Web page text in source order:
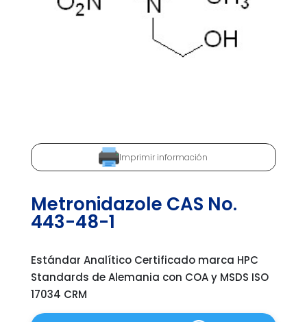
Imprimir información
Metronidazole CAS No.
443-48-1
Estándar Analítico Certificado marca HPC
Standards de Alemania con COA y MSDS ISO
17034 CRM